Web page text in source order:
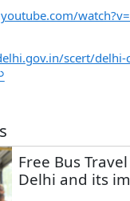
scert/delhi-
Free Bus
Delhi and its